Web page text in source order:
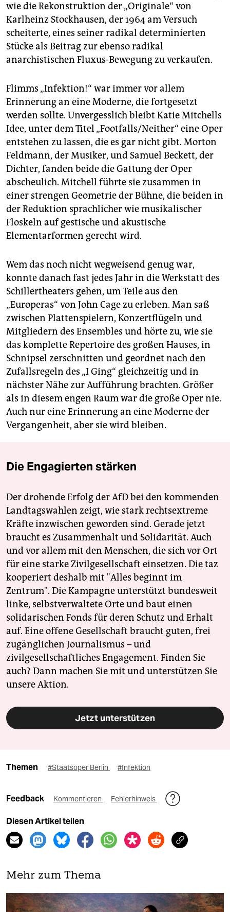
wie die Rekonstruktion der „Originale“ von
Karlheinz Stockhausen, der 1964 am Versuch
scheiterte, eines seiner radikal determinierten
Stücke als Beitrag zur ebenso radikal
anarchistischen Fluxus-Bewegung zu verkaufen.
Flimms „Infektion!“ war immer vor allem
Erinnerung an eine Moderne, die fortgesetzt
werden sollte. Unvergesslich bleibt Katie Mitchells
Idee, unter dem Titel „Footfalls/Neither“ eine Oper
entstehen zu lassen, die es gar nicht gibt. Morton
Feldmann, der Musiker, und Samuel Beckett, der
Dichter, fanden beide die Gattung der Oper
abscheulich. Mitchell führte sie zusammen in
einer strengen Geometrie der Bühne, die beiden in
der Reduktion sprachlicher wie musikalischer
Floskeln auf gestische und akustische
Elementarformen gerecht wird.
Wem das noch nicht wegweisend genug war,
konnte danach fast jedes Jahr in die Werkstatt des
Schillertheaters gehen, um Teile aus den
„Europeras“ von John Cage zu erleben. Man saß
zwischen Plattenspielern, Konzertflügeln und
Mitgliedern des Ensembles und hörte zu, wie sie
das komplette Repertoire des großen Hauses, in
Schnipsel zerschnitten und geordnet nach den
Zufallsregeln des „I Ging“ gleichzeitig und in
nächster Nähe zur Aufführung brachten. Größer
als in diesem engen Raum war die große Oper nie.
Auch nur eine Erinnerung an eine Moderne der
Vergangenheit, aber sie wird bleiben.
Die Engagierten stärken
Der drohende Erfolg der AfD bei den kommenden
Landtagswahlen zeigt, wie stark rechtsextreme
Kräfte inzwischen geworden sind. Gerade jetzt
braucht es Zusammenhalt und Solidarität. Auch
und vor allem mit den Menschen, die sich vor Ort
für eine starke Zivilgesellschaft einsetzen. Die taz
kooperiert deshalb mit "Alles beginnt im
Zentrum". Die Kampagne unterstützt bundesweit
linke, selbstverwaltete Orte und baut einen
solidarischen Fonds für deren Schutz und Erhalt
auf. Eine offene Gesellschaft braucht guten, frei
zugänglichen Journalismus – und
zivilgesellschaftliches Engagement. Finden Sie
auch? Dann machen Sie mit und unterstützen Sie
unsere Aktion.
Jetzt unterstützen
Themen #Staatsoper Berlin #Infektion
Feedback Kommentieren Fehlerhinweis
Diesen Artikel teilen
Mehr zum Thema